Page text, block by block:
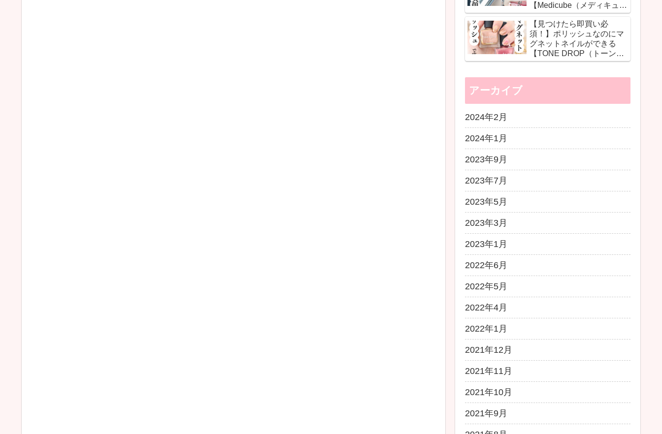
【Medicube（メディキュー
ブ）】のスキンブースター
ショットで自分史上最高の
ツヤ肌に♡
【見つけたら即買い必
須！】ポリッシュなのにマ
グネットネイルができる
【TONE DROP（トーンド
ロップ）】の革命的ネイル
アーカイブ
2024年2月
2024年1月
2023年9月
2023年7月
2023年5月
2023年3月
2023年1月
2022年6月
2022年5月
2022年4月
2022年1月
2021年12月
2021年11月
2021年10月
2021年9月